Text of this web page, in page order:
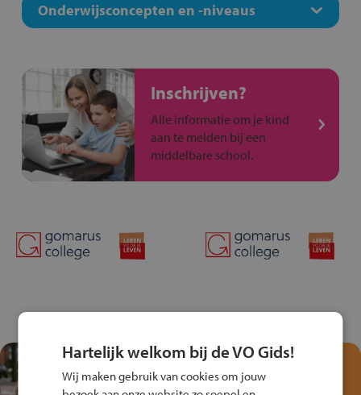
Onderwijsconcepten en -niveaus
Inschrijven?
Alle informatie om je kind
aan te melden bij een
middelbare school.
Test je kennis met het
Fiets Veilig
Hartelijk welkom bij de VO Gids!
Wij maken gebruik van cookies om jouw